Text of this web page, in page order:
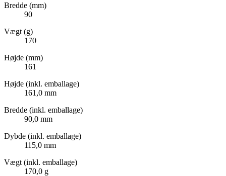
Bredde (mm)
90
Vægt (g)
170
Højde (mm)
161
Højde (inkl. emballage)
161,0 mm
Bredde (inkl. emballage)
90,0 mm
Dybde (inkl. emballage)
115,0 mm
Vægt (inkl. emballage)
170,0 g